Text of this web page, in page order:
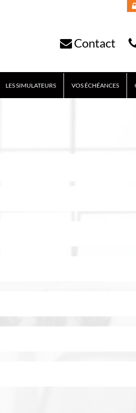
Contact
LES SIMULATEURS VOS ÉCHÉANCES